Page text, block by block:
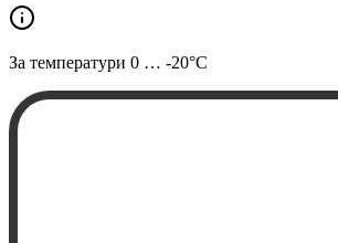
За температури 0 … -20°C